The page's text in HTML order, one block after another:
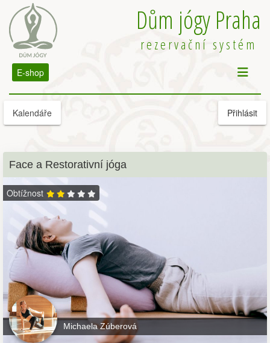
Dům jógy Praha
rezervační systém
E-shop
Kalendáře Přihlásit
Face a Restorativní jóga
Obtížnost
Michaela Zúberová